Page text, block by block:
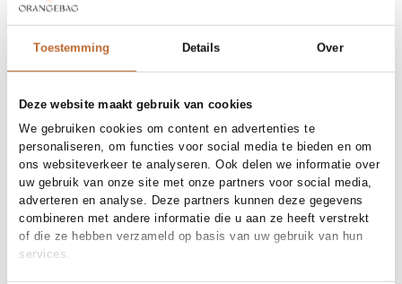
Toestemming Details Over
Deze website maakt gebruik van cookies
We gebruiken cookies om content en advertenties te
personaliseren, om functies voor social media te bieden en om
ons websiteverkeer te analyseren. Ook delen we informatie over
uw gebruik van onze site met onze partners voor social media,
adverteren en analyse. Deze partners kunnen deze gegevens
combineren met andere informatie die u aan ze heeft verstrekt
of die ze hebben verzameld op basis van uw gebruik van hun
services.
Order by, tuesday delivered tomorrow
Free shipping over €99
30-day returns
Material
Katoen
Cleaning
Hand wash
Size and fit
Size advice
This size fits normal
Fit
Losvallend
Size model
XL
Product details
Brand
Denham
Product number brand
Shipping and Returns